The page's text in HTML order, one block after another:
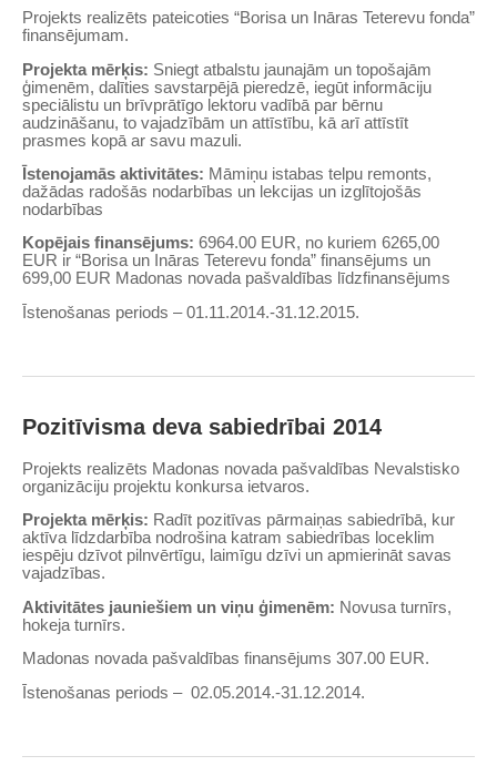
Projekts realizēts pateicoties “Borisa un Ināras Teterevu fonda”
finansējumam.
Projekta mērķis: Sniegt atbalstu jaunajām un topošajām
ģimenēm, dalīties savstarpējā pieredzē, iegūt informāciju
speciālistu un brīvprātīgo lektoru vadībā par bērnu
audzināšanu, to vajadzībām un attīstību, kā arī attīstīt
prasmes kopā ar savu mazuli.
Īstenojamās aktivitātes: Māmiņu istabas telpu remonts,
dažādas radošās nodarbības un lekcijas un izglītojošās
nodarbības
Kopējais finansējums: 6964.00 EUR, no kuriem 6265,00
EUR ir “Borisa un Ināras Teterevu fonda” finansējums un
699,00 EUR Madonas novada pašvaldības līdzfinansējums
Īstenošanas periods – 01.11.2014.-31.12.2015.
Pozitīvisma deva sabiedrībai 2014
Projekts realizēts Madonas novada pašvaldības Nevalstisko
organizāciju projektu konkursa ietvaros.
Projekta mērķis: Radīt pozitīvas pārmaiņas sabiedrībā, kur
aktīva līdzdarbība nodrošina katram sabiedrības loceklim
iespēju dzīvot pilnvērtīgu, laimīgu dzīvi un apmierināt savas
vajadzības.
Aktivitātes jauniešiem un viņu ģimenēm: Novusa turnīrs,
hokeja turnīrs.
Madonas novada pašvaldības finansējums 307.00 EUR.
Īstenošanas periods – 02.05.2014.-31.12.2014.